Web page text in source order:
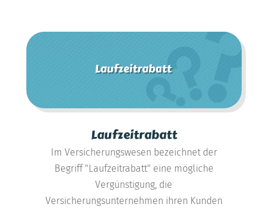
Laufzeitrabatt
Im Versicherungswesen bezeichnet der
Begriff "Laufzeitrabatt" eine mögliche
Vergünstigung, die
Versicherungsunternehmen ihren Kunden